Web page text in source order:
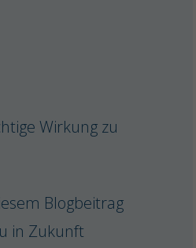
Wirkung zu
Blogbeitrag
in Zukunft